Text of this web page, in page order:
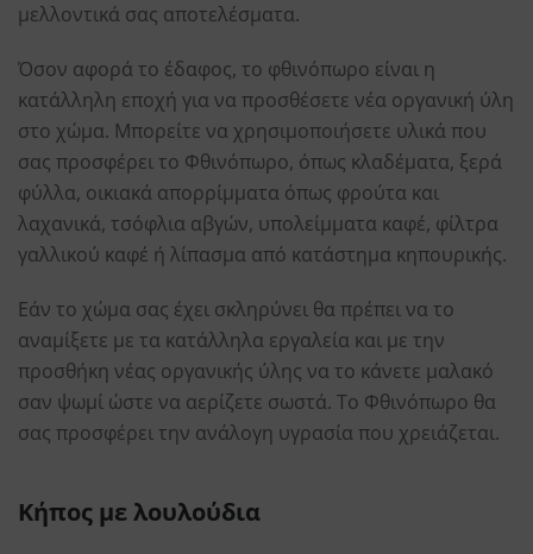
μελλοντικά σας αποτελέσματα.
Όσον αφορά το έδαφος, το φθινόπωρο είναι η
κατάλληλη εποχή για να προσθέσετε νέα οργανική ύλη
στο χώμα. Μπορείτε να χρησιμοποιήσετε υλικά που
σας προσφέρει το Φθινόπωρο, όπως κλαδέματα, ξερά
φύλλα, οικιακά απορρίμματα όπως φρούτα και
λαχανικά, τσόφλια αβγών, υπολείμματα καφέ, φίλτρα
γαλλικού καφέ ή λίπασμα από κατάστημα κηπουρικής.
Εάν το χώμα σας έχει σκληρύνει θα πρέπει να το
αναμίξετε με τα κατάλληλα εργαλεία και με την
προσθήκη νέας οργανικής ύλης να το κάνετε μαλακό
σαν ψωμί ώστε να αερίζετε σωστά. Το Φθινόπωρο θα
σας προσφέρει την ανάλογη υγρασία που χρειάζεται.
Κήπος με λουλούδια